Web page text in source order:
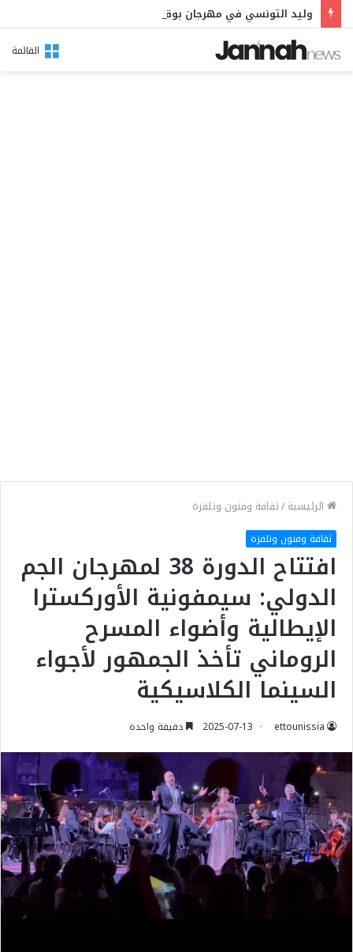
القائمة
الرئيسية/ثقافة وفنون وتلفزة
ثقافة وفنون وتلفزة
افتتاح الدورة 38 لمهرجان الجم
الدولي: سيمفونية الأوركسترا
الإيطالية وأضواء المسرح
الروماني تأخذ الجمهور لأجواء
السينما الكلاسيكية
ettounissia
2025-07-13 دقيقة واحدة